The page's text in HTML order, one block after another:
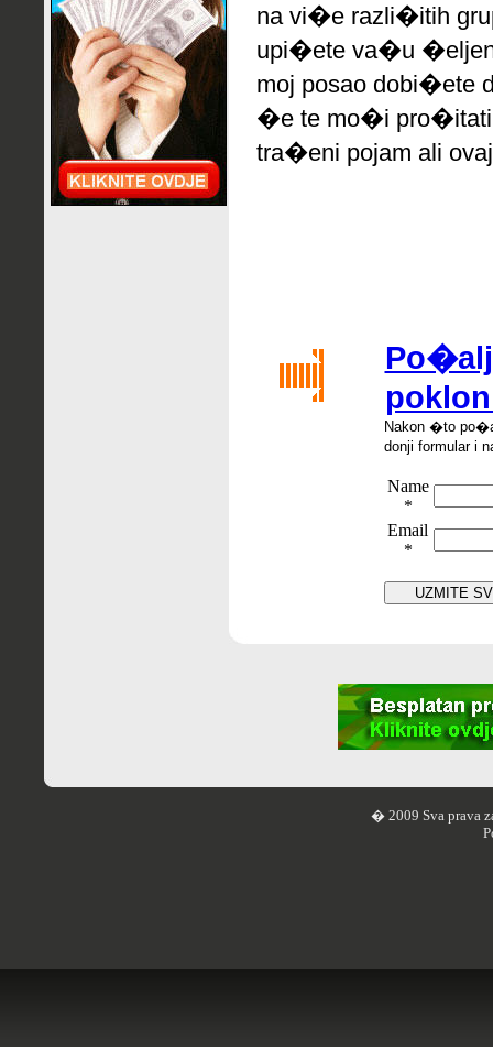
na vi�e razli�itih
upi�ete va�u
moj posao dobi�ete
�e te mo�i pro�itati
tra�eni pojam ali
Nakon �to po�
donji formular i
Name
*
Email
*
� 2009 Sva prava